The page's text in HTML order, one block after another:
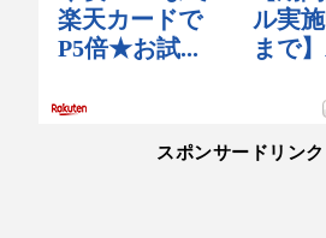
スポンサードリンク